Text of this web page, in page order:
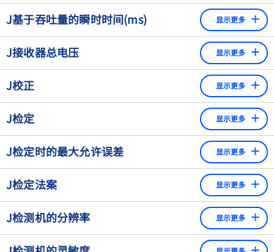
J基于吞吐量的瞬时时间(ms) 显示更多
在动态称重中，瞬时时间是指产品完全位于称重台上的时
间。在这段时间内，进行测量，因此，随着瞬时时间的缩
短，越来越难测量出足够准确的产品重量。瞬时时间取决于
工作台长度、产品长度和皮带速度，因此与产量直接相关。
它的计算方法是（CC传送带距离（mm）+滚筒直径
（mm）-产品长度（mm））/ （皮带速度（m/s））。
J接收器总电压 显示更多
在空闲状态下，接收器的总电压最好为零，如果磁性或导电
物体被引导通过检测器线圈，则会发生变化。
J校正 显示更多
• 校正是通过与已知质量的比较来确定显示值和真实质量之
间的关系。在校正过程中，不会发生改变称重仪器参数的干
预（如果发生这种干预，则被称为"调整"）。
J检定 显示更多
检定包括根据法律验证要求进行的计量测试和随后的标记
（盖章）。标记证明在测试时称重仪器符合法律验证要求。
检定工作由负责计量测试和批准的当地检定人员进行。在欧
洲，自1993年以来，作为法定计量器具使用的称重仪器的检
定也可以通过具有经批准的质量保证体系的制造商获得。
J检定时的最大允许误差 显示更多
在检定期间不得超过这些限值。
J检定法案 显示更多
检定法案（重量和测量法案）是测量、测量准确度和消费者
保护方面的法律依据。它规范了如成品包装控制系统等商业
测量设备的法定计量。
J检测机的分辨率 显示更多
市场上现有的标准检测机的分辨率在0.1 mm和1.6 mm之